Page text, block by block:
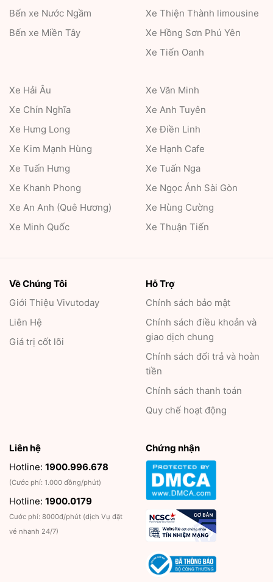
Bến xe Nước Ngầm
Bến xe Miền Tây
Xe Thiện Thành limousine
Xe Hồng Sơn Phú Yên
Xe Tiến Oanh
Xe Hải Âu
Xe Chín Nghĩa
Xe Hưng Long
Xe Kim Mạnh Hùng
Xe Tuấn Hưng
Xe Khanh Phong
Xe An Anh (Quê Hương)
Xe Minh Quốc
Xe Văn Minh
Xe Anh Tuyên
Xe Điền Linh
Xe Hạnh Cafe
Xe Tuấn Nga
Xe Ngọc Ánh Sài Gòn
Xe Hùng Cường
Xe Thuận Tiến
Về Chúng Tôi
Giới Thiệu Vivutoday
Liên Hệ
Giá trị cốt lõi
Hỗ Trợ
Chính sách bảo mật
Chính sách điều khoản và
giao dịch chung
Chính sách đổi trả và hoàn
tiền
Chính sách thanh toán
Quy chế hoạt động
Liên hệ
Hotline: 1900.996.678
(Cước phí: 1.000 đồng/phút)
Hotline: 1900.0179
Cước phí: 8000đ/phút (dịch Vụ đặt
vé nhanh 24/7)
Chứng nhận